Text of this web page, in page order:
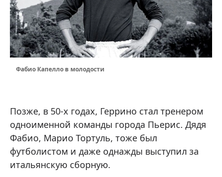
Фабио Капелло в молодости
Позже, в 50-х годах, Геррино стал тренером
одноименной команды города Пьерис. Дядя
Фабио, Марио Тортуль, тоже был
футболистом и даже однажды выступил за
итальянскую сборную.